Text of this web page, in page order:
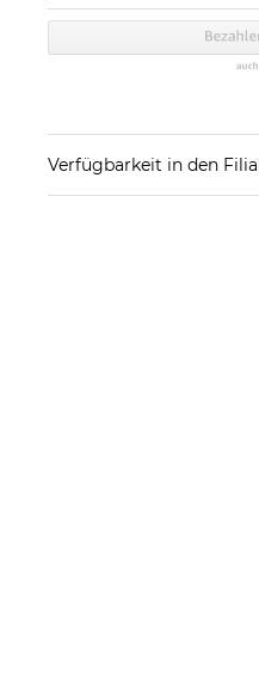
Verfügbarkeit in den